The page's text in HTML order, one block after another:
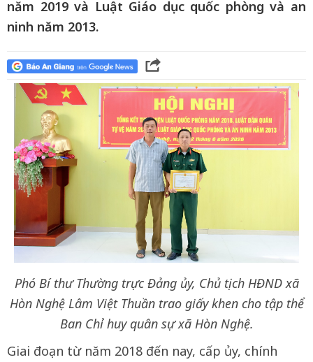
năm 2019 và Luật Giáo dục quốc phòng và an
ninh năm 2013.
Phó Bí thư Thường trực Đảng ủy, Chủ tịch HĐND xã
Hòn Nghệ Lâm Việt Thuần trao giấy khen cho tập thể
Ban Chỉ huy quân sự xã Hòn Nghệ.
Giai đoạn từ năm 2018 đến nay, cấp ủy, chính